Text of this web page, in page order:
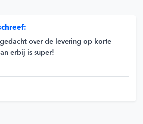
over de levering op korte
erbij is super!